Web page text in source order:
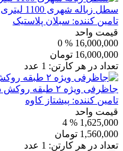
سطل زباله شهری 1100 لیتری سبلان پلاستیک
تامین کننده: سبلان پلاستیک
قیمت واحد
16,000,000
% 0
16,000,000 تومان
تعداد در هر کارتن: 1 عدد
جاظرفی ویژه ۲ طبقه روکش دار مشکی پیشتاز کاوه 156
تامین کننده: پیشتاز کاوه
قیمت واحد
1,625,000
% 4
1,560,000 تومان
تعداد در هر کارتن: 1 عدد